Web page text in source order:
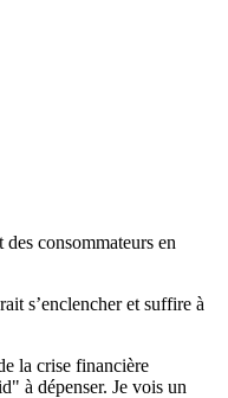
consommateurs en
s’enclencher et suffire à
la crise financière
à dépenser. Je vois un